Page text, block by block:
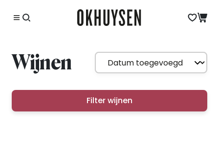
Wijnen
Filter wijnen